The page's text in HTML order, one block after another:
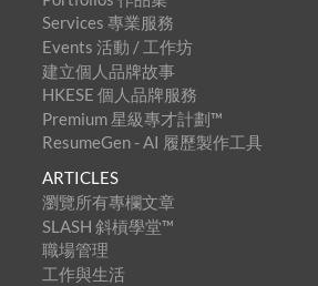
Services 專業服務
Events 活動 / 工作坊
建立個人品牌故事
HKESE 個人品牌服務
Premium 星級專才計劃™
ResumeGen - AI 履歷製作工具
ARTICLES
瀏覽所有專欄文章
SLASH 斜槓學堂™
職場管理
工作與生活